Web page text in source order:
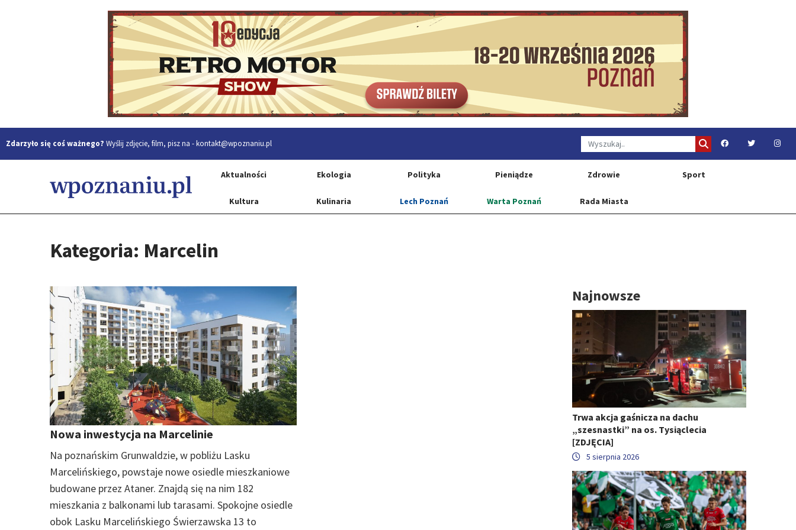
Zdarzyło się coś ważnego? Wyślij zdjęcie, film, pisz na -kontakt@wpoznaniu.pl
Aktualności Ekologia Polityka Pieniądze Zdrowie Sport
Kultura Kulinaria Lech Poznań Warta Poznań Rada Miasta
Kategoria: Marcelin
Nowa inwestycja na Marcelinie
Na poznańskim Grunwaldzie, w pobliżu Lasku
Marcelińskiego, powstaje nowe osiedle mieszkaniowe
budowane przez Ataner. Znajdą się na nim 182
mieszkania z balkonami lub tarasami. Spokojne osiedle
obok Lasku Marcelińskiego Świerzawska 13 to
Najnowsze
Trwa akcja gaśnicza na dachu
„szesnastki” na os. Tysiąclecia
[ZDJĘCIA]
5 sierpnia 2026